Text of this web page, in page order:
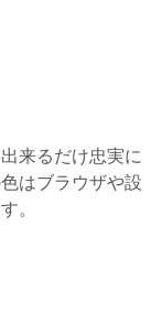
来るだけ忠実に
はブラウザや設
。